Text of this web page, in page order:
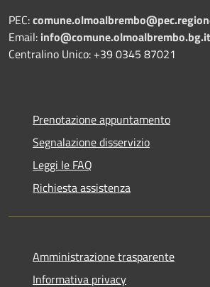
PEC:
Email: info@comune.olmoalbrembo.bg.it
Centralino Unico: +39 0345 87021
Prenotazione appuntamento
Segnalazione disservizio
Leggi le FAQ
Richiesta assistenza
Amministrazione trasparente
Informativa privacy